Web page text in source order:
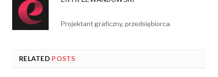
Projektant graficzny, przedsiębiorca.
RELATED POSTS